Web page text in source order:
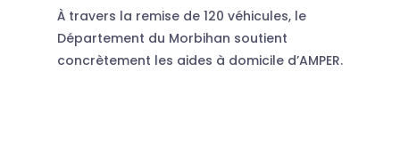
À travers la remise de 120 véhicules, le
Département du Morbihan soutient
concrètement les aides à domicile d’AMPER.